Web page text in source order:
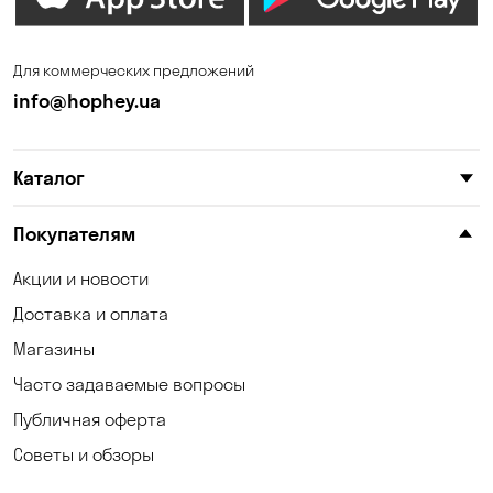
Зазимье Запорожье
Каменные Потоки
Клинцы
Корсунцы
Коцюбинское
Кривой Рог
Кропивницкий
Для коммерческих предложений
info@hophey.ua
Каталог
Покупателям
Акции и новости
Доставка и оплата
Магазины
Часто задаваемые вопросы
Публичная оферта
Советы и обзоры